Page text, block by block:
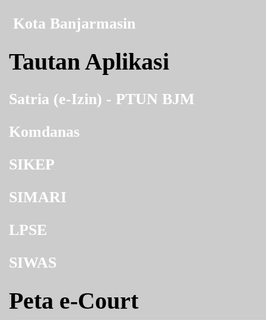
Kota Banjarmasin
Tautan Aplikasi
Satria (e-Izin) - PTUN BJM
Komdanas
SIKEP
SIMARI
LPSE
SIWAS
Peta e-Court